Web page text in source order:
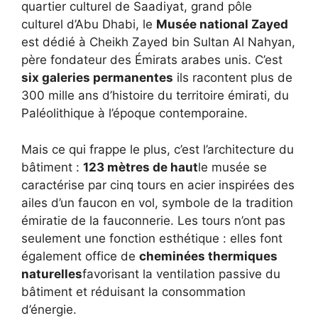
quartier culturel de Saadiyat, grand pôle
culturel d’Abu Dhabi, le Musée national Zayed
est dédié à Cheikh Zayed bin Sultan Al Nahyan,
père fondateur des Émirats arabes unis. C’est
six galeries permanentes ils racontent plus de
300 mille ans d’histoire du territoire émirati, du
Paléolithique à l’époque contemporaine.
Mais ce qui frappe le plus, c’est l’architecture du
bâtiment : 123 mètres de hautle musée se
caractérise par cinq tours en acier inspirées des
ailes d’un faucon en vol, symbole de la tradition
émiratie de la fauconnerie. Les tours n’ont pas
seulement une fonction esthétique : elles font
également office de cheminées thermiques
naturellesfavorisant la ventilation passive du
bâtiment et réduisant la consommation
d’énergie.